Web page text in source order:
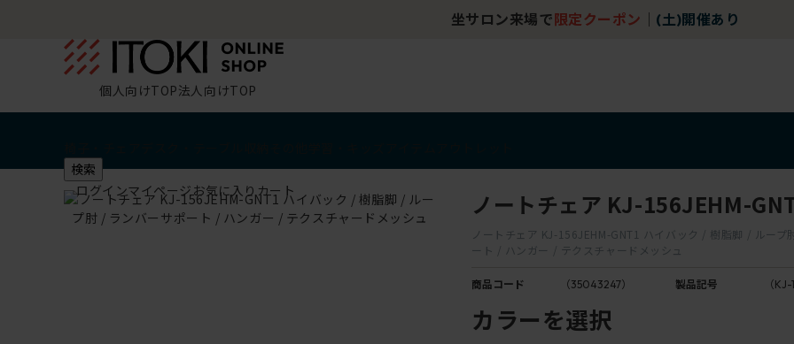
坐サロン来場で 限定クーポン (土)開催あり
個人向けTOP法人向けTOP
検索
ログインマイページお気に入りカート ノートチェア KJ-156JEHM-
ノートチェア KJ-156JEHM-GNT1 ハイバック / 樹脂脚 / ループ
ート / ハンガー / テクスチャードメッシュ
商品コード （35043247） 製品記号 （
カラーを選択